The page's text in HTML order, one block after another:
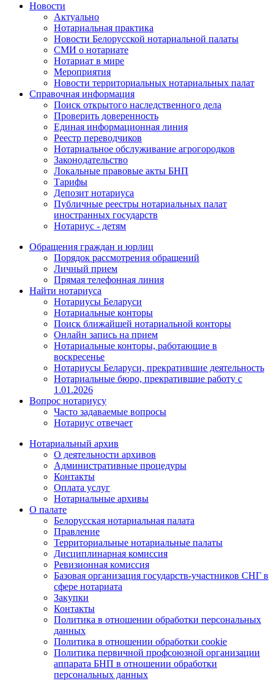
Новости
Актуально
Нотариальная практика
Новости Белорусской нотариальной палаты
СМИ о нотариате
Нотариат в мире
Мероприятия
Новости территориальных нотариальных палат
Справочная информация
Поиск открытого наследственного дела
Проверить доверенность
Единая информационная линия
Реестр переводчиков
Нотариальное обслуживание агрогородков
Законодательство
Локальные правовые акты БНП
Тарифы
Депозит нотариуса
Публичные реестры нотариальных палат
иностранных государств
Нотариус - детям
Обращения граждан и юрлиц
Порядок рассмотрения обращений
Личный прием
Прямая телефонная линия
Найти нотариуса
Нотариусы Беларуси
Нотариальные конторы
Поиск ближайшей нотариальной конторы
Онлайн запись на прием
Нотариальные конторы, работающие в
воскресенье
Нотариусы Беларуси, прекратившие деятельность
Нотариальные бюро, прекратившие работу с
1.01.2026
Вопрос нотариусу
Часто задаваемые вопросы
Нотариус отвечает
Нотариальный архив
О деятельности архивов
Административные процедуры
Контакты
Оплата услуг
Нотариальные архивы
О палате
Белорусская нотариальная палата
Правление
Территориальные нотариальные палаты
Дисциплинарная комиссия
Ревизионная комиссия
Базовая организация государств-участников СНГ в
сфере нотариата
Закупки
Контакты
Политика в отношении обработки персональных
данных
Политика в отношении обработки cookie
Политика первичной профсоюзной организации
аппарата БНП в отношении обработки
персональных данных